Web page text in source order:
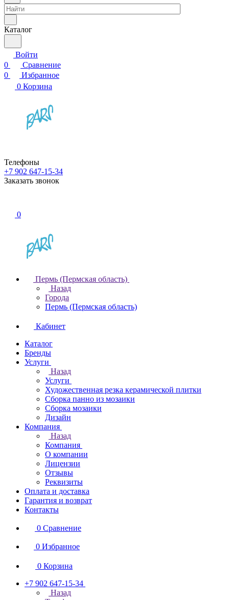
Каталог
Войти
0
Сравнение
0
Избранное
0 Корзина
Телефоны
+7 902 647-15-34
Заказать звонок
0
Пермь (Пермская область)
Назад
Города
Пермь (Пермская область)
Кабинет
Каталог
Бренды
Услуги
Назад
Услуги
Художественная резка керамической плитки
Сборка панно из мозаики
Сборка мозаики
Дизайн
Компания
Назад
Компания
О компании
Лицензии
Отзывы
Реквизиты
Оплата и доставка
Гарантия и возврат
Контакты
0 Сравнение
0 Избранное
0 Корзина
+7 902 647-15-34
Назад